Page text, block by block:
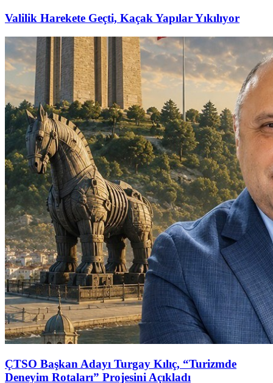
Valilik Harekete Geçti, Kaçak Yapılar Yıkılıyor
ÇTSO Başkan Adayı Turgay Kılıç, “Turizmde
Deneyim Rotaları” Projesini Açıkladı